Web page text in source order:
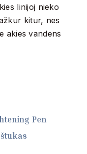
linijoj nieko
kitur, nes
akies vandens
Pen